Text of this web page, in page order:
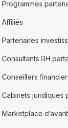
Programmes
Affiliés
Partenaires
Consultants RH
Conseillers
Cabinets juridiques
Marketplace